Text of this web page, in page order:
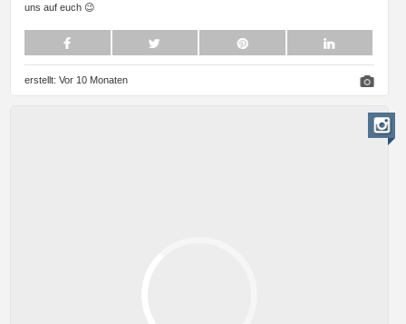
uns auf euch 😉
erstellt: Vor 10 Monaten